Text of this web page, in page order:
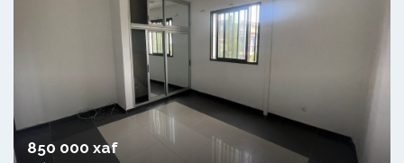
850 000 xaf